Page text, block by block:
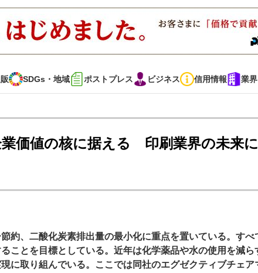
SDGs・地域 ポストプレス ビジネス 信用情報 業界
タビュー コレクション
～多様なビジネス・多彩な商材～ JAPAN PACK 2023 特集 中
業価値の核に据える 印刷業界の未来に
約、二酸化炭素排出量の最小化に重点を置いている。すべ
ことを目標としている。近年は化学薬品や水の使用を減ら
に取り組んでいる。ここでは同社のエグゼクティブチェア